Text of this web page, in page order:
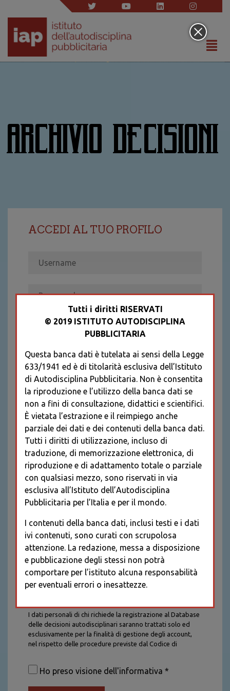
ARCHIVIO DECISIONI
ACCEDI AL TUO PROFILO
Recupera password
REGISTRATI
* I CAMPI CONTRASSEGNATI SONO
OBBLIGATORI
I dati personali di chi richiede la registrazione al Database
delle decisioni autodisciplinari saranno trattati solo ed
esclusivamente per la finalità di gestione degli account,
nel rispetto delle procedure previste dal Codice di
saranno trattati con tutte le cautele richieste dalla legge e
saranno conservati per la durata stabilita caso per caso
Ho preso visione dell'informativa *
Tutti i diritti RISERVATI
© 2019 ISTITUTO AUTODISCIPLINA
PUBBLICITARIA
Questa banca dati è tutelata ai sensi della Legge
633/1941 ed è di titolarità esclusiva dell’Istituto
di Autodisciplina Pubblicitaria. Non è consentita
la riproduzione e l’utilizzo della banca dati se
non a fini di consultazione, didattici e scientifici.
È vietata l’estrazione e il reimpiego anche
parziale dei dati e dei contenuti della banca dati.
Tutti i diritti di utilizzazione, incluso di
traduzione, di memorizzazione elettronica, di
riproduzione e di adattamento totale o parziale
con qualsiasi mezzo, sono riservati in via
esclusiva all’Istituto dell’Autodisciplina
Pubblicitaria per l’Italia e per il mondo.
I contenuti della banca dati, inclusi testi e i dati
ivi contenuti, sono curati con scrupolosa
attenzione. La redazione, messa a disposizione
e pubblicazione degli stessi non potrà
comportare per l’istituto alcuna responsabilità
per eventuali errori o inesattezze.